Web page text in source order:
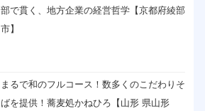
部で貫く、地方企業の経営哲学【京都府綾部
市】
まるで和のフルコース！数多くのこだわりそ
ばを提供！蕎麦処かねひろ【山形 県山形